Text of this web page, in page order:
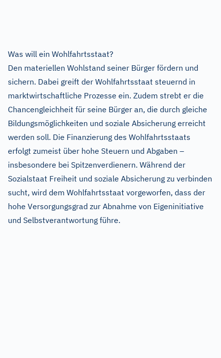
Was will ein Wohlfahrtsstaat?
Den materiellen Wohlstand seiner Bürger fördern und
sichern. Dabei greift der Wohlfahrtsstaat steuernd in
marktwirtschaftliche Prozesse ein. Zudem strebt er die
Chancengleichheit für seine Bürger an, die durch gleiche
Bildungsmöglichkeiten und soziale Absicherung erreicht
werden soll. Die Finanzierung des Wohlfahrtsstaats
erfolgt zumeist über hohe Steuern und Abgaben –
insbesondere bei Spitzenverdienern. Während der
Sozialstaat Freiheit und soziale Absicherung zu verbinden
sucht, wird dem Wohlfahrtsstaat vorgeworfen, dass der
hohe Versorgungsgrad zur Abnahme von Eigeninitiative
und Selbstverantwortung führe.